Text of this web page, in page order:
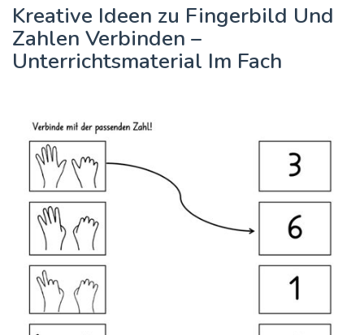
Kreative Ideen zu Fingerbild Und
Zahlen Verbinden –
Unterrichtsmaterial Im Fach